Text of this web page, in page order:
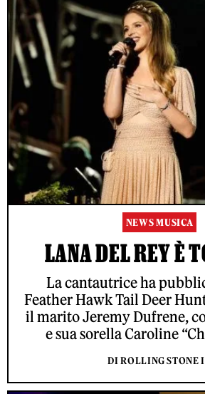
NEWS MUSICA
LANA DEL REY È
La cantautrice ha
Feather Hawk Tail Deer
il marito Jeremy Dufrene,
e sua sorella Caroline
DI ROLLING STONE